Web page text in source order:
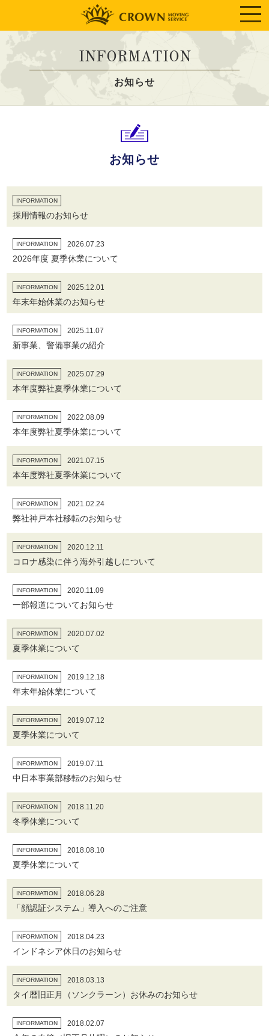
INFORMATION
お知らせ
お知らせ
INFORMATION
採用情報のお知らせ
INFORMATION 2026.07.23
2026年度 夏季休業について
INFORMATION 2025.12.01
年末年始休業のお知らせ
INFORMATION 2025.11.07
新事業、警備事業の紹介
INFORMATION 2025.07.29
本年度弊社夏季休業について
INFORMATION 2022.08.09
本年度弊社夏季休業について
INFORMATION 2021.07.15
本年度弊社夏季休業について
INFORMATION 2021.02.24
弊社神戸本社移転のお知らせ
INFORMATION 2020.12.11
コロナ感染に伴う海外引越しについて
INFORMATION 2020.11.09
一部報道についてお知らせ
INFORMATION 2020.07.02
夏季休業について
INFORMATION 2019.12.18
年末年始休業について
INFORMATION 2019.07.12
夏季休業について
INFORMATION 2019.07.11
中日本事業部移転のお知らせ
INFORMATION 2018.11.20
冬季休業について
INFORMATION 2018.08.10
夏季休業について
INFORMATION 2018.06.28
「顔認証システム」導入へのご注意
INFORMATION 2018.04.23
インドネシア休日のお知らせ
INFORMATION 2018.03.13
タイ暦旧正月（ソンクラーン）お休みのお知らせ
INFORMATION 2018.02.07